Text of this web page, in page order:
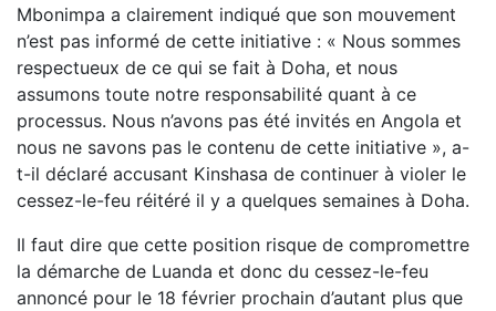
Mbonimpa a clairement indiqué que son mouvement
n’est pas informé de cette initiative : « Nous sommes
respectueux de ce qui se fait à Doha, et nous
assumons toute notre responsabilité quant à ce
processus. Nous n’avons pas été invités en Angola et
nous ne savons pas le contenu de cette initiative », a-
t-il déclaré accusant Kinshasa de continuer à violer le
cessez-le-feu réitéré il y a quelques semaines à Doha.
Il faut dire que cette position risque de compromettre
la démarche de Luanda et donc du cessez-le-feu
annoncé pour le 18 février prochain d’autant plus que